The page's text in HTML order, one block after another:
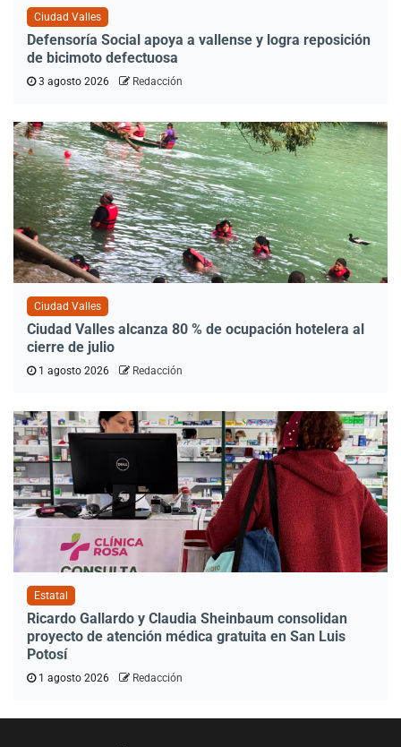
Ciudad Valles
Defensoría Social apoya a vallense y logra reposición
de bicimoto defectuosa
3 agosto 2026 Redacción
Ciudad Valles
Ciudad Valles alcanza 80 % de ocupación hotelera al
cierre de julio
1 agosto 2026 Redacción
Estatal
Ricardo Gallardo y Claudia Sheinbaum consolidan
proyecto de atención médica gratuita en San Luis
Potosí
1 agosto 2026 Redacción